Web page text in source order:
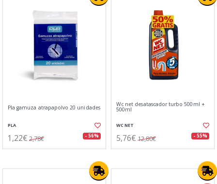
Pla gamuza atrapapolvo 20 unidades
PLA
1,22€ 2,78€ - 56%
Wc net desatascador turbo 500ml +
500ml
WC NET
5,76€ 12,80€ - 55%